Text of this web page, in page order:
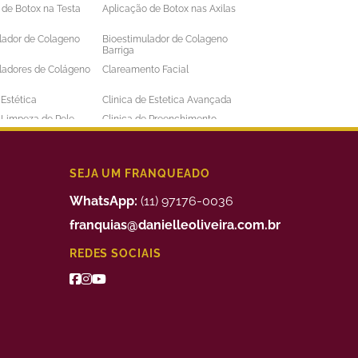
Botox na Testa
Aplicação de Botox nas Axilas
de Colageno
Bioestimulador de Colageno
Barriga
de Colágeno
Clareamento Facial
Clinica de Estetica Avançada
de Pele
Clinica de Preenchimento
Labial
Depilação a Laser Masculina
Preenchimento Facial Valor
Tratamento da Alopecia
de Bigode Chines
Tratamento de Celulite nas
SEJA UM FRANQUEADO
WhatsApp: (11) 97176-0036
franquias@danielleoliveira.com.br
REDES SOCIAIS